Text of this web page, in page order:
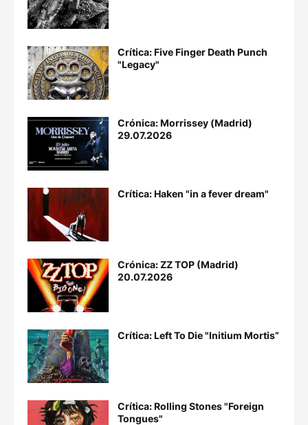
Crítica: Five Finger Death Punch
"Legacy"
Crónica: Morrissey (Madrid)
29.07.2026
Crítica: Haken "in a fever dream"
Crónica: ZZ TOP (Madrid)
20.07.2026
Crítica: Left To Die "Initium Mortis”
Crítica: Rolling Stones "Foreign
Tongues"